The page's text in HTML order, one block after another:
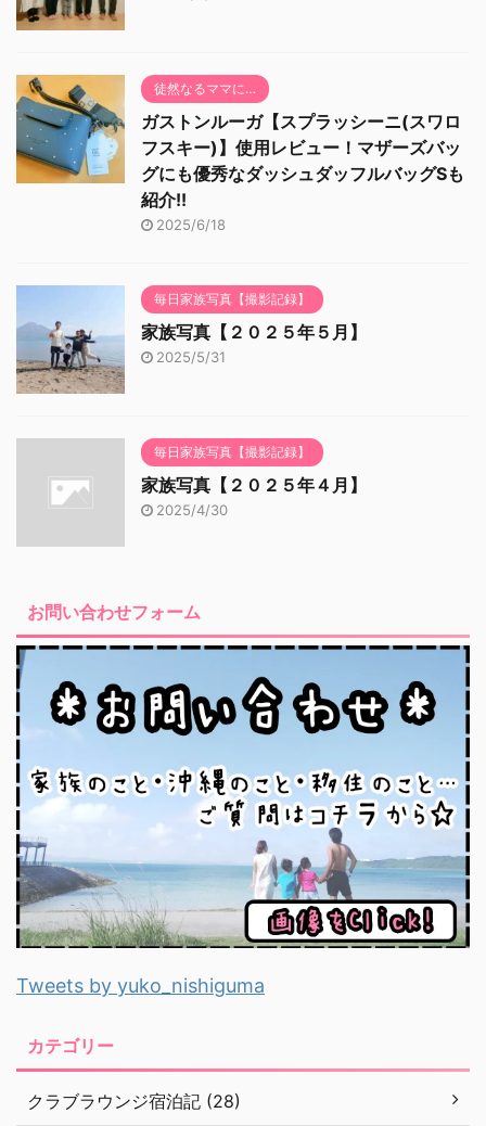
徒然なるママに…
ガストンルーガ【スプラッシーニ(スワロ
フスキー)】使用レビュー！マザーズバッ
グにも優秀なダッシュダッフルバッグSも
紹介!!
2025/6/18
毎日家族写真【撮影記録】
家族写真【２０２５年５月】
2025/5/31
毎日家族写真【撮影記録】
家族写真【２０２５年４月】
2025/4/30
お問い合わせフォーム
Tweets by yuko_nishiguma
カテゴリー
クラブラウンジ宿泊記 (28)